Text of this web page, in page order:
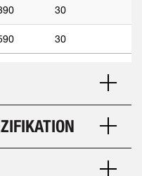
30
30